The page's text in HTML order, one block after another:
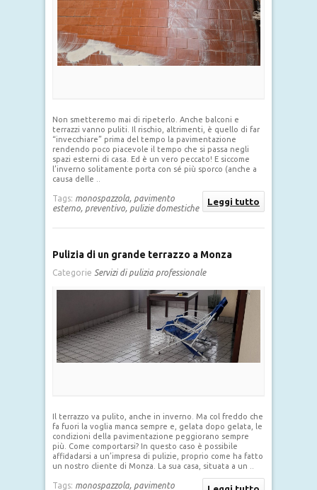
Non smetteremo mai di ripeterlo. Anche balconi e
terrazzi vanno puliti. Il rischio, altrimenti, è quello di far
“invecchiare” prima del tempo la pavimentazione
rendendo poco piacevole il tempo che si passa negli
spazi esterni di casa. Ed è un vero peccato! E siccome
l’inverno solitamente porta con sé più sporco (anche a
causa delle ..
Leggi tutto
Tags: monospazzola, pavimento
esterno, preventivo, pulizie domestiche
Pulizia di un grande terrazzo a Monza
Categorie Servizi di pulizia professionale
Il terrazzo va pulito, anche in inverno. Ma col freddo che
fa fuori la voglia manca sempre e, gelata dopo gelata, le
condizioni della pavimentazione peggiorano sempre
più. Come comportarsi? In questo caso è possibile
affidadarsi a un’impresa di pulizie, proprio come ha fatto
un nostro cliente di Monza. La sua casa, situata a un ..
Tags: monospazzola, pavimento